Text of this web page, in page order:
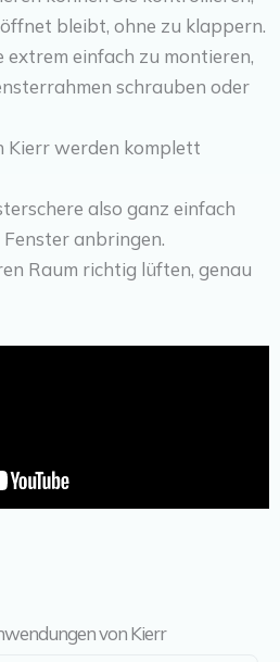
bleibt, ohne zu klappern.
extrem einfach zu montieren,
schrauben oder
Kierr werden komplett
also ganz einfach
anbringen.
Raum richtig lüften, genau
von Kierr